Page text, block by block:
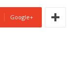
Google+